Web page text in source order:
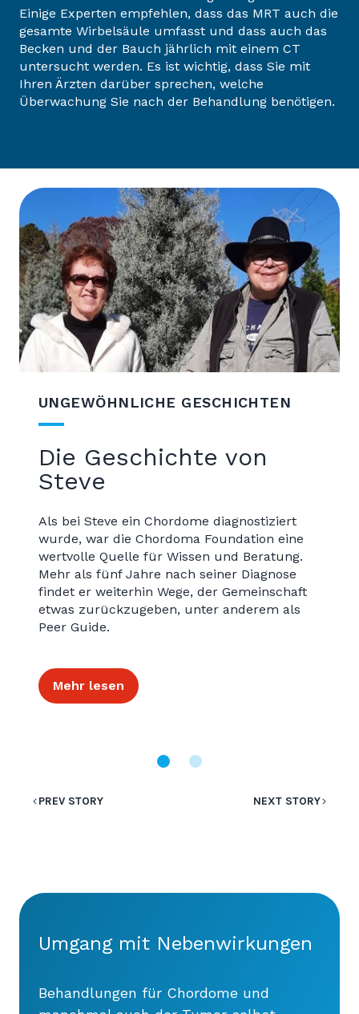
Einige Experten empfehlen, dass das MRT auch die
gesamte Wirbelsäule umfasst und dass auch das
Becken und der Bauch jährlich mit einem CT
untersucht werden. Es ist wichtig, dass Sie mit
Ihren Ärzten darüber sprechen, welche
Überwachung Sie nach der Behandlung benötigen.
UNGEWÖHNLICHE GESCHICHTEN
Die Geschichte von
Steve
Als bei Steve ein Chordome diagnostiziert
wurde, war die Chordoma Foundation eine
wertvolle Quelle für Wissen und Beratung.
Mehr als fünf Jahre nach seiner Diagnose
findet er weiterhin Wege, der Gemeinschaft
etwas zurückzugeben, unter anderem als
Peer Guide.
Mehr lesen
PREV STORY NEXT STORY
Umgang mit Nebenwirkungen
Behandlungen für Chordome und